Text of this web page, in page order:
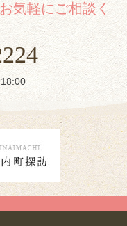
気軽にご相談く